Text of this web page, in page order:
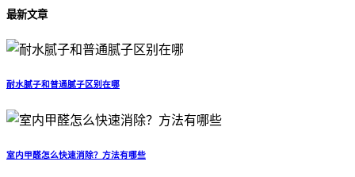
最新文章
耐水腻子和普通腻子区别在哪
室内甲醛怎么快速消除？方法有哪些